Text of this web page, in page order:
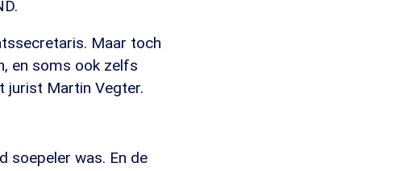
Maar toch
en soms ook zelfs
jurist Martin Vegter.
soepeler was. En de